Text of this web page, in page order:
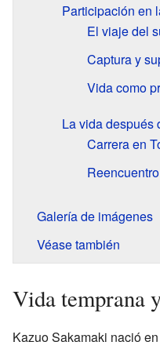
Participación en
El viaje del
Captura y
Vida como
La vida después
Carrera en
Galería de imágenes
Véase también
Vida temprana
Kazuo Sakamaki nació en